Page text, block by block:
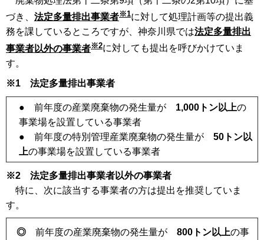
づき、 法定多量排出事業者※1に対して処理計画等の提出義
務を課しているところですが、神奈川県では法定多量排出
事業者以外の事業者※2に対しても提出を呼びかけていま
す。
※1 法定多量排出事業者
● 前年度の産業廃棄物の発生量が 1,000トン以上の
事業場を設置している事業者
● 前年度の特別管理産業廃棄物の発生量が 50トン以
上の事業場を設置している事業者
※2
法定多量排出事業者以外の事業者
特に、次に該当する事業者の方は提出を推奨していま
す。
◎ 前年度の産業廃棄物の発生量が 800トン以上の事